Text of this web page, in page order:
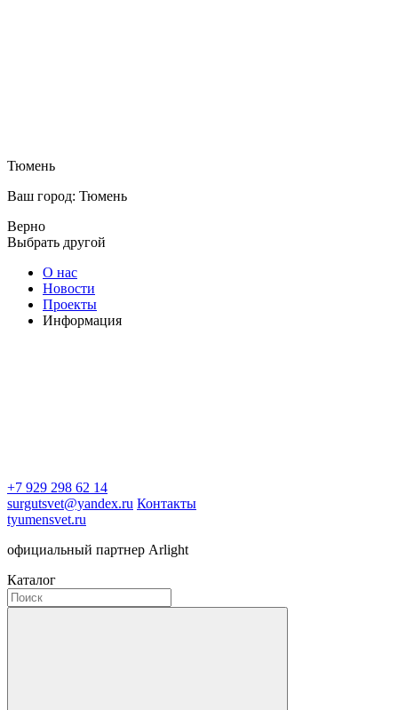
Тюмень
Ваш город: Тюмень
Верно
Выбрать другой
О нас
Новости
Проекты
Информация
+7 929 298 62 14
surgutsvet@yandex.ru Контакты
tyumensvet.ru
официальный партнер Arlight
Каталог